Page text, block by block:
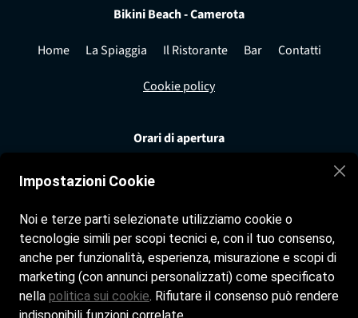
Bikini Beach - Camerota
Home La Spiaggia Il Ristorante Bar Contatti
Cookie policy
Orari di apertura
Spiaggia tutti i giorni dalle 8:00 alle 19:30
Ristorante tutti i giorni dalle 12:30 alle 16:00
Seguici sui nostri social
Facebook
Impostazioni Cookie
Noi e terze parti selezionate utilizziamo cookie o
tecnologie simili per scopi tecnici e, con il tuo consenso,
anche per funzionalità, esperienza, misurazione e scopi di
marketing (con annunci personalizzati) come specificato
nella politica sui cookie. Rifiutare il consenso può rendere